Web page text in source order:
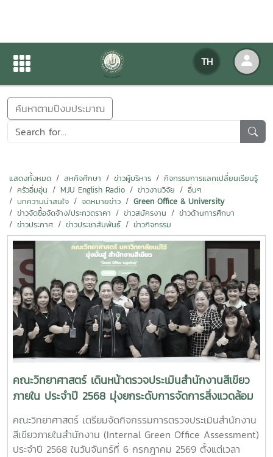
TH
ข่าวสารกิจกรรม
ค้นหาตามปีงบประมาณ
แสดงทั้งหมด สหกิจศึกษา ข่าวผู้บริหาร
กิจกรรมการแลกเปลี่ยนเรียนรู้
ครัวอิ่มอุ่น
MJU English Radio ข่าวงานวิจัย
อื่นๆ
บทความน่าสนใจ
จดหมายข่าว
Green Office & University
ข่าวจัดซื้อจัดจ้าง/ประกวดราคา
ข่าวสมัครงาน
ข่าวด้านการศึกษา
ข่าวประกาศ
ข่าวประชาสัมพันธ์ ข่าวกิจกรรม
คณะวิทยาศาสตร์ เดินหน้าตรวจประเมินสำนักงานสีเขียว
ภายใน ประจำปี 2568 มุ่งยกระดับการจัดการสิ่งแวดล้อม
คณะวิทยาศาสตร์ เตรียมจัดกิจกรรมการตรวจประเมินสำนักงาน
สีเขียวภายในสำนักงาน (Internal Green Office Assessment)
ประจำปี 2568 ในวันจันทร์ที่ 6 กรกฎาคม 2569 ตั้งแต่เวลา